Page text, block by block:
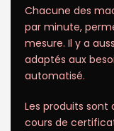
Chacune des
par minute,
mesure. Il y a
adaptés aux
automatisé.
Les produits sont
cours de